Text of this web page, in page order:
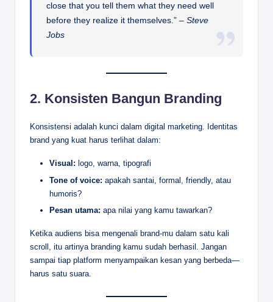
close that you tell them what they need well
before they realize it themselves.” –Steve
Jobs
2. Konsisten Bangun Branding
Konsistensi adalah kunci dalam digital marketing. Identitas
brand yang kuat harus terlihat dalam:
Visual: logo, warna, tipografi
Tone of voice: apakah santai, formal, friendly, atau
humoris?
Pesan utama: apa nilai yang kamu tawarkan?
Ketika audiens bisa mengenali brand-mu dalam satu kali
scroll, itu artinya branding kamu sudah berhasil. Jangan
sampai tiap platform menyampaikan kesan yang berbeda—
harus satu suara.